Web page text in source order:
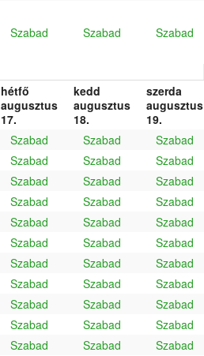
Szabad Szabad Szabad
hétfő
augusztus
17.
kedd
augusztus
18.
szerda
augusztus
19.
Szabad Szabad
Szabad
Szabad Szabad
Szabad
Szabad Szabad
Szabad
Szabad Szabad
Szabad
Szabad Szabad
Szabad
Szabad Szabad
Szabad
Szabad Szabad
Szabad
Szabad Szabad
Szabad
Szabad Szabad
Szabad
Szabad Szabad
Szabad
Szabad Szabad
Szabad